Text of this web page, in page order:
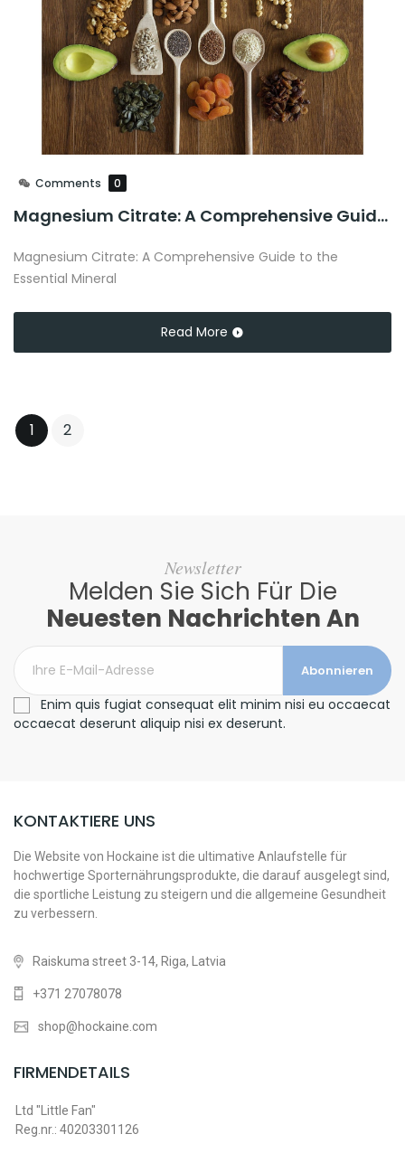
Comments 0
Magnesium Citrate: A Comprehensive Guide to the Essential Mineral
Magnesium Citrate: A Comprehensive Guide to the
Essential Mineral
Read More
1 2
Newsletter
Melden Sie Sich Für Die
Neuesten Nachrichten An
Abonnieren
Enim quis fugiat consequat elit minim nisi eu occaecat
occaecat deserunt aliquip nisi ex deserunt.
KONTAKTIERE UNS
Die Website von Hockaine ist die ultimative Anlaufstelle für
hochwertige Sporternährungsprodukte, die darauf ausgelegt sind,
die sportliche Leistung zu steigern und die allgemeine Gesundheit
zu verbessern.
Raiskuma street 3-14, Riga, Latvia
+371 27078078
shop@hockaine.com
FIRMENDETAILS
Ltd "Little Fan"
Reg.nr.: 40203301126